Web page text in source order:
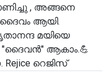
, അങ്ങനെ
ദൈവം ആയി.
മയിയെ
ആകാം.💪
Rejice റെജിസ്